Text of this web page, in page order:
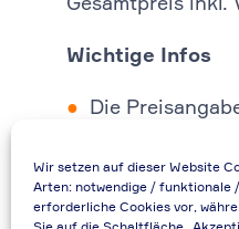
Wir setzen auf dieser Website
Arten: notwendige / funktionale
erforderliche Cookies vor,
Gesamtpreis inkl.
Wichtige Infos
Die
Bei
Bei Angabe